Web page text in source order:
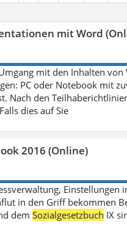
mit Word
mit den Inhalten
PC oder Notebook mit
Nach den
dies auf Sie
2016 (Online)
in den Griff bekommen
demSozialgesetzbuch IX